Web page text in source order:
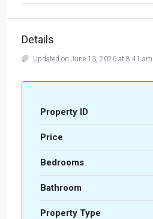
Details
Updated on June 13, 2026 at 8:41 am
Property ID
Price
Bedrooms
Bathroom
Property Type